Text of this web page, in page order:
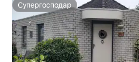
Супергосподар
Супергосподар